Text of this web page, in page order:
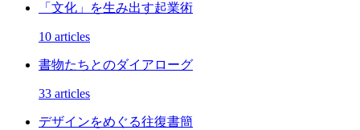
「文化」を生み出す起業術
10 articles
書物たちとのダイアローグ
33 articles
デザインをめぐる往復書簡